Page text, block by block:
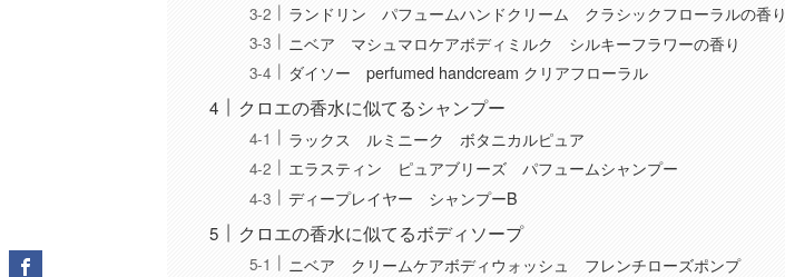
ランドリン パフュームハンドクリーム クラシックフローラルの香り
ニベア マシュマロケアボディミルク シルキーフラワーの香り
ダイソー perfumed handcream クリアフローラル
クロエの香水に似てるシャンプー
ラックス ルミニーク ボタニカルピュア
エラスティン ピュアブリーズ パフュームシャンプー
ディープレイヤー シャンプーB
クロエの香水に似てるボディソープ
ニベア クリームケアボディウォッシュ フレンチローズポンプ